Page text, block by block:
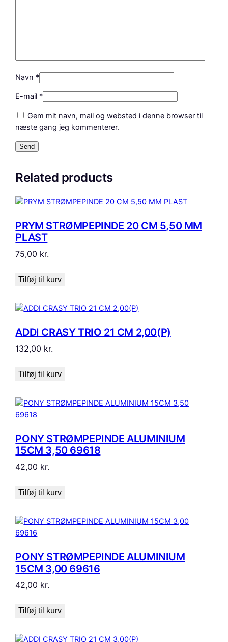
6
7
1
a
n
t
Navn *
E-mail *
Gem mit navn, mail og websted i denne browser til
næste gang jeg kommenterer.
Related products
PRYM STRØMPEPINDE 20 CM 5,50 MM
PLAST
75,00 kr.
Tilføj til kurv
ADDI CRASY TRIO 21 CM 2,00(P)
132,00 kr.
Tilføj til kurv
PONY STRØMPEPINDE ALUMINIUM
15CM 3,50 69618
42,00 kr.
Tilføj til kurv
PONY STRØMPEPINDE ALUMINIUM
15CM 3,00 69616
42,00 kr.
Tilføj til kurv